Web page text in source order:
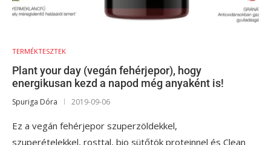
TERMÉKTESZTEK
Plant your day (vegán fehérjepor), hogy
energikusan kezd a napod még anyaként is!
Spuriga Dóra 2019-09-06
Ez a vegán fehérjepor szuperzöldekkel,
szuperételekkel, rosttal, bio sütőtök proteinnel és Clean